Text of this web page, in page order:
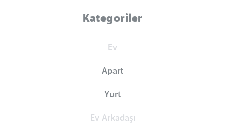
Kategoriler
Ev
Apart
Yurt
Ev Arkadaşı